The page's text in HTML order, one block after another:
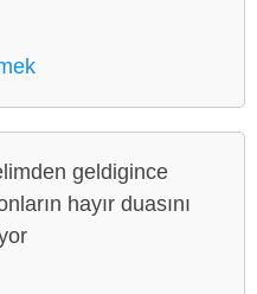
geldigince
hayır duasını